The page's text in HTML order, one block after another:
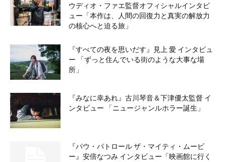
ウディオ・ファエ監督オフィシャルインタビ
ュー「本作は、人間の回復力と真実の解放力
の核心へと迫る旅」
『すべての夜を思いだす』見上 愛 インタビュ
ー 「ずっと住んでいる街のような大事な場
所」
『みなに幸あれ』古川琴音＆下津優太監督 イ
ンタビュー 「ニュージャンルホラー誕生」
『パウ・パトロール ザ・マイティ・ムービ
ー』安倍なつみ インタビュー「映画館に行く